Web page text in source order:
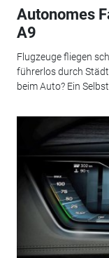
Autonomes
A9
Flugzeuge fliegen
führerlos durch
beim Auto? Ein